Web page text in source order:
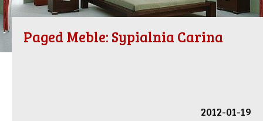
Paged Meble: Sypialnia Carina
2012-01-19